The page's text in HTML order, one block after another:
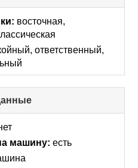
to
collapse
contents
восточная,
ответственный,
to
машину: есть